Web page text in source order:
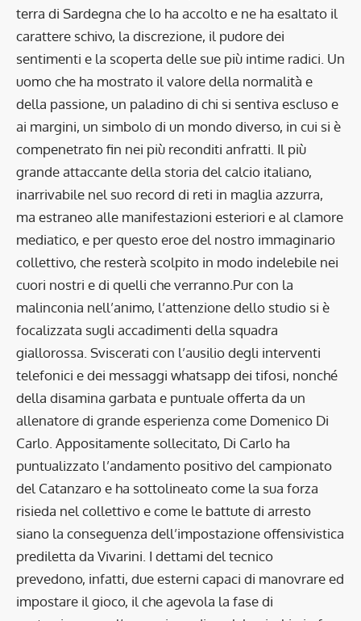
terra di Sardegna che lo ha accolto e ne ha esaltato il
carattere schivo, la discrezione, il pudore dei
sentimenti e la scoperta delle sue più intime radici. Un
uomo che ha mostrato il valore della normalità e
della passione, un paladino di chi si sentiva escluso e
ai margini, un simbolo di un mondo diverso, in cui si è
compenetrato fin nei più reconditi anfratti. Il più
grande attaccante della storia del calcio italiano,
inarrivabile nel suo record di reti in maglia azzurra,
ma estraneo alle manifestazioni esteriori e al clamore
mediatico, e per questo eroe del nostro immaginario
collettivo, che resterà scolpito in modo indelebile nei
cuori nostri e di quelli che verranno.Pur con la
malinconia nell’animo, l’attenzione dello studio si è
focalizzata sugli accadimenti della squadra
giallorossa. Sviscerati con l’ausilio degli interventi
telefonici e dei messaggi whatsapp dei tifosi, nonché
della disamina garbata e puntuale offerta da un
allenatore di grande esperienza come Domenico Di
Carlo. Appositamente sollecitato, Di Carlo ha
puntualizzato l’andamento positivo del campionato
del Catanzaro e ha sottolineato come la sua forza
risieda nel collettivo e come le battute di arresto
siano la conseguenza dell’impostazione offensivistica
prediletta da Vivarini. I dettami del tecnico
prevedono, infatti, due esterni capaci di manovrare ed
impostare il gioco, il che agevola la fase di